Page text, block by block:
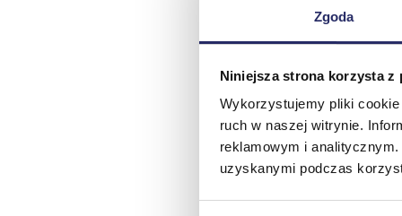
Zgoda
Niniejsza strona korzysta z
Wykorzystujemy pliki
ruch w naszej witrynie.
reklamowym i
uzyskanymi podczas